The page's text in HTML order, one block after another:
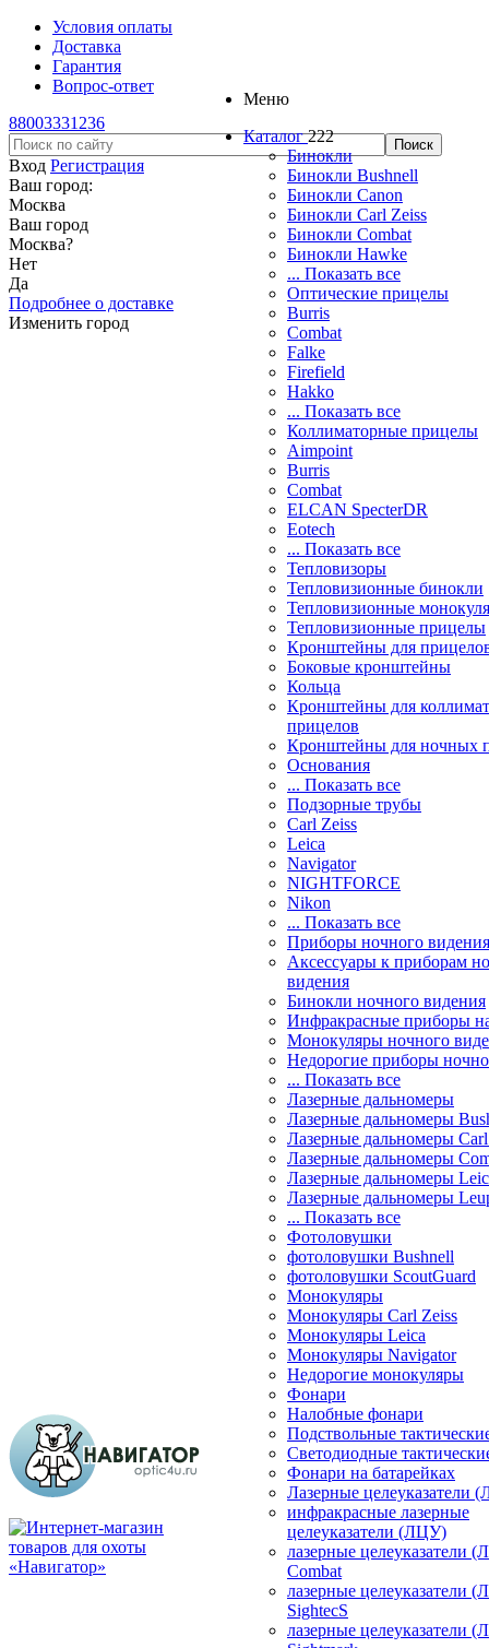
Условия оплаты
Доставка
Гарантия
Вопрос-ответ
88003331236
Вход Регистрация
Ваш город:
Москва
Ваш город
Москва?
Нет
Да
Подробнее о доставке
Изменить город
Меню
Каталог 222
Бинокли
Бинокли Bushnell
Бинокли Canon
Бинокли Carl Zeiss
Бинокли Combat
Бинокли Hawke
... Показать все
Оптические прицелы
Burris
Combat
Falke
Firefield
Hakko
... Показать все
Коллиматорные прицелы
Aimpoint
Burris
Combat
ELCAN SpecterDR
Eotech
... Показать все
Тепловизоры
Тепловизионные бинокли
Тепловизионные
Тепловизионные прицелы
Кронштейны для
Боковые кронштейны
Кольца
Кронштейны для
прицелов
Кронштейны для ночных
Основания
... Показать все
Подзорные трубы
Carl Zeiss
Leica
Navigator
NIGHTFORCE
Nikon
... Показать все
Приборы ночного видения
Аксессуары к приборам
видения
Бинокли ночного видения
Инфракрасные приборы
Монокуляры ночного
Недорогие приборы
... Показать все
Лазерные дальномеры
Лазерные дальномеры
Лазерные дальномеры
Лазерные дальномеры
Лазерные дальномеры
Лазерные дальномеры
... Показать все
Фотоловушки
фотоловушки Bushnell
фотоловушки ScoutGuard
Монокуляры
Монокуляры Carl Zeiss
Монокуляры Leica
Монокуляры Navigator
Недорогие монокуляры
Фонари
Налобные фонари
Подствольные
Светодиодные
Фонари на батарейках
Лазерные целеуказатели
инфракрасные лазерные
целеуказатели (ЛЦУ)
лазерные целеуказатели
Combat
лазерные целеуказатели
SightecS
лазерные целеуказатели